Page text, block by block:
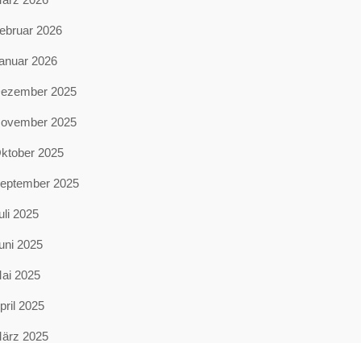
2026
2026
2025
2025
2025
2025
2025
2025
2025
2025
2025